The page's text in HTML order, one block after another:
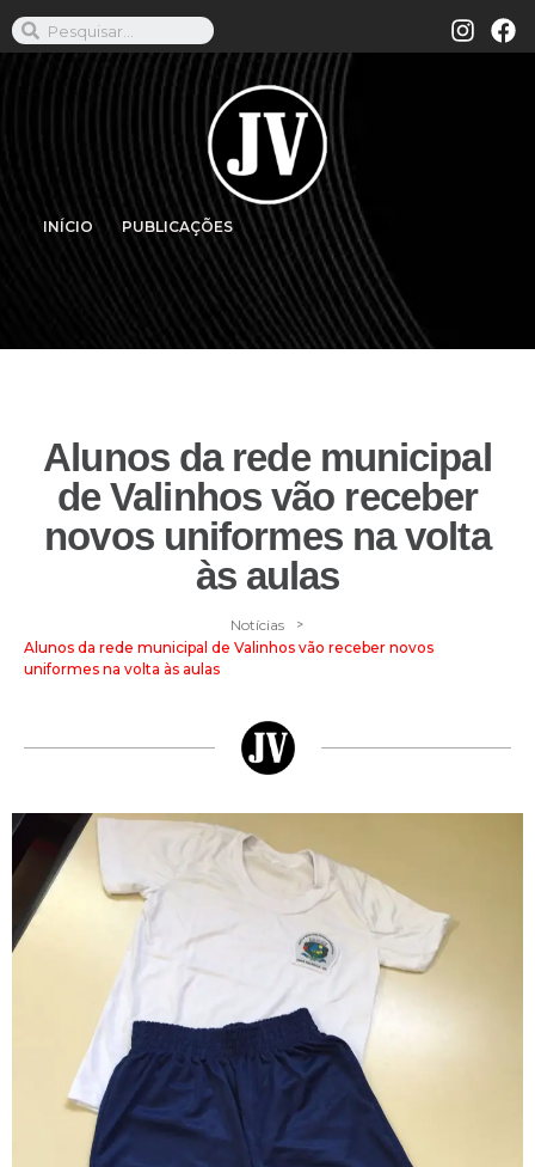
INÍCIO PUBLICAÇÕES
Alunos da rede municipal
de Valinhos vão receber
novos uniformes na volta
às aulas
Notícias >
Alunos da rede municipal de Valinhos vão receber novos
uniformes na volta às aulas